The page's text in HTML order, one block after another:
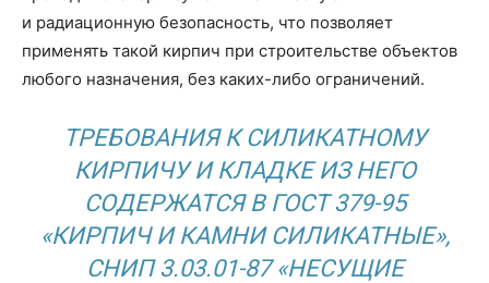
и радиационную безопасность, что позволяет
применять такой кирпич при строительстве объектов
любого назначения, без каких-либо ограничений.
ТРЕБОВАНИЯ К СИЛИКАТНОМУ
КИРПИЧУ И КЛАДКЕ ИЗ НЕГО
СОДЕРЖАТСЯ В ГОСТ 379-95
«КИРПИЧ И КАМНИ СИЛИКАТНЫЕ»,
СНИП 3.03.01-87 «НЕСУЩИЕ